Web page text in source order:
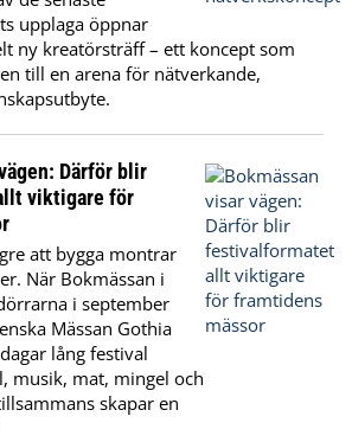
upplaga öppnar
ny kreatörsträff – ett koncept som
till en arena för nätverkande,
Därför blir
viktigare för
att bygga montrar
När Bokmässan i
i september
Mässan Gothia
lång festival
musik, mat, mingel och
skapar en